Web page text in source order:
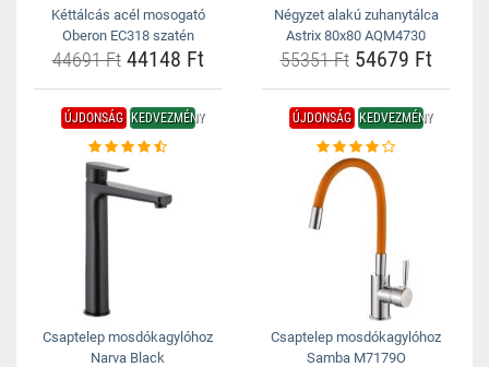
Kéttálcás acél mosogató
Oberon EC318 szatén
44691 Ft44148 Ft
Négyzet alakú zuhanytálca
Astrix 80x80 AQM4730
55351 Ft54679 Ft
ÚJDONSÁG KEDVEZMÉNY
Csaptelep mosdókagylóhoz
Narva Black
ÚJDONSÁG KEDVEZMÉNY
Csaptelep mosdókagylóhoz
Samba M7179O